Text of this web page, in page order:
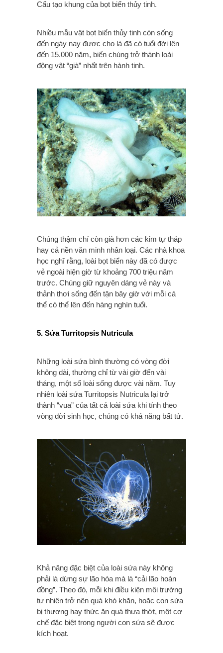
Cấu tạo khung của bọt biển thủy tinh.
Nhiều mẫu vật bọt biển thủy tinh còn sống
đến ngày nay được cho là đã có tuổi đời lên
đến 15.000 năm, biến chúng trở thành loài
động vật “già” nhất trên hành tinh.
Chúng thậm chí còn già hơn các kim tự tháp
hay cả nền văn minh nhân loại. Các nhà khoa
học nghĩ rằng, loài bọt biển này đã có được
vẻ ngoài hiện giờ từ khoảng 700 triệu năm
trước. Chúng giữ nguyên dáng vẻ này và
thảnh thơi sống đến tận bây giờ với mỗi cá
thể có thể lên đến hàng nghìn tuổi.
5. Sứa Turritopsis Nutricula
Những loài sứa bình thường có vòng đời
không dài, thường chỉ từ vài giờ đến vài
tháng, một số loài sống được vài năm. Tuy
nhiên loài sứa Turritopsis Nutricula lại trở
thành “vua” của tất cả loài sứa khi tính theo
vòng đời sinh học, chúng có khả năng bất tử.
Khả năng đặc biệt của loài sứa này không
phải là dừng sự lão hóa mà là “cải lão hoàn
đồng”. Theo đó, mỗi khi điều kiện môi trường
tự nhiên trở nên quá khó khăn, hoặc con sứa
bị thương hay thức ăn quá thưa thớt, một cơ
chế đặc biệt trong người con sứa sẽ được
kích hoạt.